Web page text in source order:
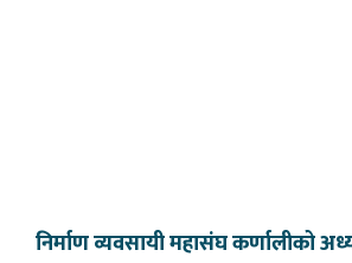
निर्माण व्यवसायी महासंघ कर्णालीको